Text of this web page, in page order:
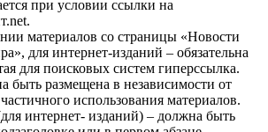
при условии ссылки на
материалов со страницы «Новости
для интернет-изданий – обязательна
для поисковых систем гиперссылка.
быть размещена в независимости от
использования материалов.
интернет- изданий) – должна быть